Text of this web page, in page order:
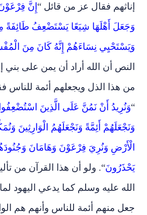
إناثهم فقال عز من قائل “إِنَّ
وَجَعَلَ أَهْلَهَا شِيَعًا يَسْتَضْعِفُ طَائِفَةً
وَيَسْتَحْيِي نِسَاءَهُمْ إِنَّهُ كَانَ مِنَ
النص أن الله أراد أن يمن على بني
من هذا الذل ويجعلهم أئمة للناس
“وَنُرِيدُ أَنْ نَمُنَّ عَلَى الَّذِينَ
وَنَجْعَلَهُمْ أَئِمَّةً وَنَجْعَلَهُمُ الْوَارِثِينَ
الْأَرْضِ وَنُرِيَ فِرْعَوْنَ وَهَامَانَ
يَحْذَرُونَ“. ولو أن هذا القرآن من
الله عليه وسلم كما يدعي اليهود
جعل منهم أئمة للناس وأنهم هم